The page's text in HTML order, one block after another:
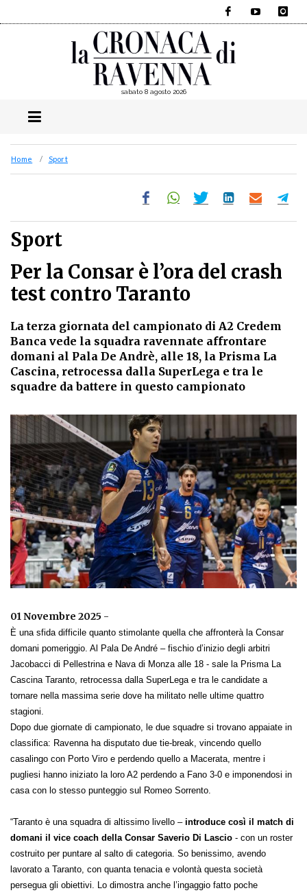
sabato 8 agosto 2026
Home Sport
Sport
Per la Consar è l’ora del crash
test contro Taranto
La terza giornata del campionato di A2 Credem
Banca vede la squadra ravennate affrontare
domani al Pala De Andrè, alle 18, la Prisma La
Cascina, retrocessa dalla SuperLega e tra le
squadre da battere in questo campionato
01 Novembre 2025 -
È una sfida difficile quanto stimolante quella che affronterà la Consar
domani pomeriggio. Al Pala De André – fischio d’inizio degli arbitri
Jacobacci di Pellestrina e Nava di Monza alle 18 - sale la Prisma La
Cascina Taranto, retrocessa dalla SuperLega e tra le candidate a
tornare nella massima serie dove ha militato nelle ultime quattro
stagioni.
Dopo due giornate di campionato, le due squadre si trovano appaiate in
classifica: Ravenna ha disputato due tie-break, vincendo quello
casalingo con Porto Viro e perdendo quello a Macerata, mentre i
pugliesi hanno iniziato la loro A2 perdendo a Fano 3-0 e imponendosi in
casa con lo stesso punteggio sul Romeo Sorrento.
“Taranto è una squadra di altissimo livello – introduce così il match di
domani il vice coach della Consar Saverio Di Lascio - con un roster
costruito per puntare al salto di categoria. So benissimo, avendo
lavorato a Taranto, con quanta tenacia e volontà questa società
persegua gli obiettivi. Lo dimostra anche l’ingaggio fatto poche